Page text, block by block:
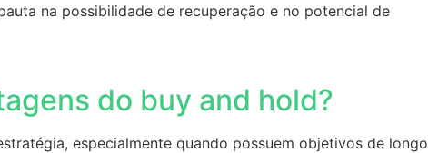
na possibilidade de recuperação e no potencial de
do buy and hold?
especialmente quando possuem objetivos de longo